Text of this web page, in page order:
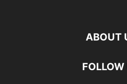
ABOUT
FOLLOW